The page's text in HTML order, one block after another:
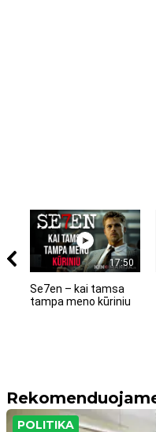
17:50
Se7en – kai tamsa
tampa meno kūriniu
POLITIKA